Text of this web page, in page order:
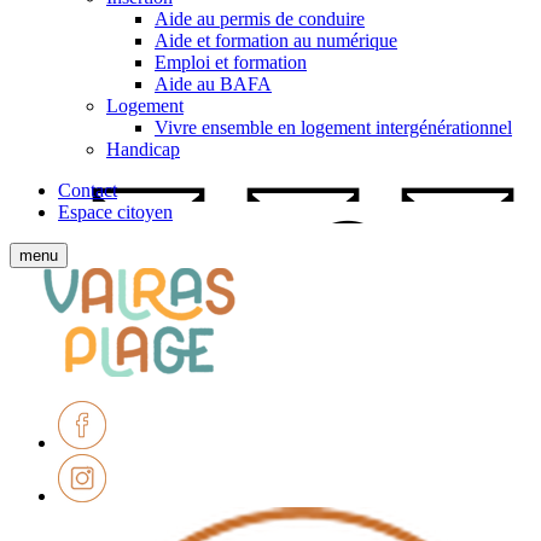
Aide au permis de conduire
Aide et formation au numérique
Emploi et formation
Aide au BAFA
Logement
Vivre ensemble en logement intergénérationnel
Handicap
Contact
Espace citoyen
Afficher
le
menu
mobile
menu